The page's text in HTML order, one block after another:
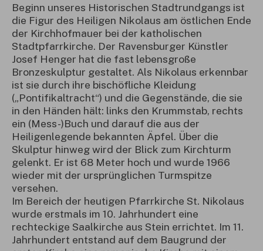
Beginn unseres Historischen Stadtrundgangs ist
die Figur des Heiligen Nikolaus am östlichen Ende
der Kirchhofmauer bei der katholischen
Stadtpfarrkirche. Der Ravensburger Künstler
Josef Henger hat die fast lebensgroße
Bronzeskulptur gestaltet. Als Nikolaus erkennbar
ist sie durch ihre bischöfliche Kleidung
(„Pontifikaltracht“) und die Gegenstände, die sie
in den Händen hält: links den Krummstab, rechts
ein (Mess-)Buch und darauf die aus der
Heiligenlegende bekannten Äpfel. Über die
Skulptur hinweg wird der Blick zum Kirchturm
gelenkt. Er ist 68 Meter hoch und wurde 1966
wieder mit der ursprünglichen Turmspitze
versehen.
Im Bereich der heutigen Pfarrkirche St. Nikolaus
wurde erstmals im 10. Jahrhundert eine
rechteckige Saalkirche aus Stein errichtet. Im 11.
Jahrhundert entstand auf dem Baugrund der